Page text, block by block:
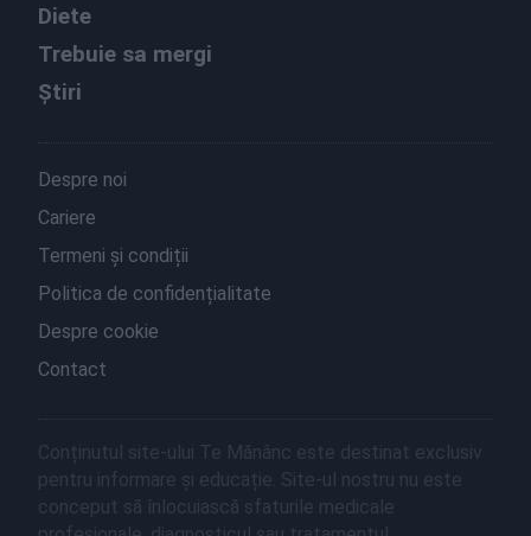
Diete
Trebuie sa mergi
Știri
Despre noi
Cariere
Termeni și condiții
Politica de confidențialitate
Despre cookie
Contact
Conținutul site-ului Te Mănânc este destinat exclusiv
pentru informare și educație. Site-ul nostru nu este
conceput să înlocuiască sfaturile medicale